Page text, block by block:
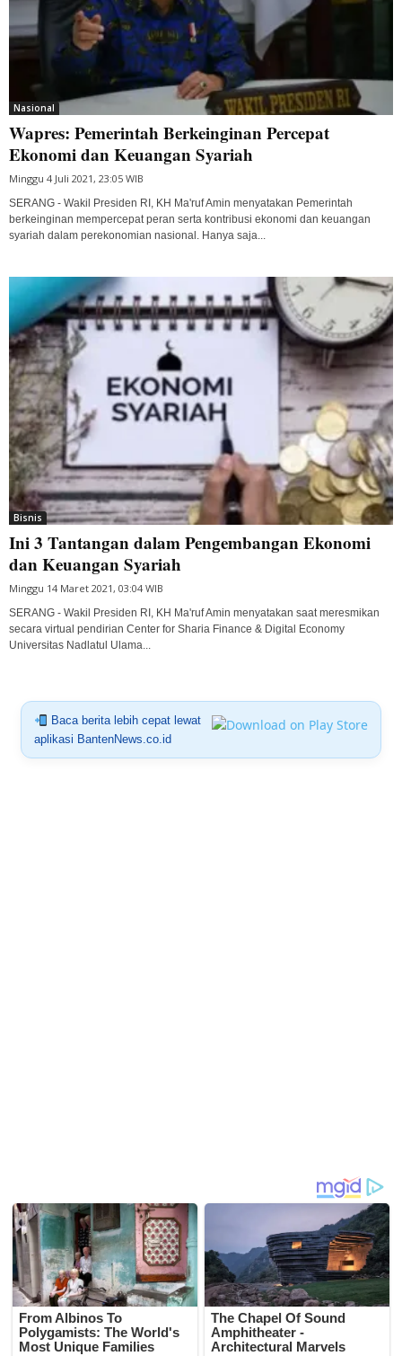
Nasional
Wapres: Pemerintah Berkeinginan Percepat
Ekonomi dan Keuangan Syariah
Minggu 4 Juli 2021, 23:05 WIB
SERANG - Wakil Presiden RI, KH Ma'ruf Amin menyatakan Pemerintah
berkeinginan mempercepat peran serta kontribusi ekonomi dan keuangan
syariah dalam perekonomian nasional. Hanya saja...
Bisnis
Ini 3 Tantangan dalam Pengembangan Ekonomi
dan Keuangan Syariah
Minggu 14 Maret 2021, 03:04 WIB
SERANG - Wakil Presiden RI, KH Ma'ruf Amin menyatakan saat meresmikan
secara virtual pendirian Center for Sharia Finance & Digital Economy
Universitas Nadlatul Ulama...
Baca berita lebih cepat lewat
aplikasi BantenNews.co.id